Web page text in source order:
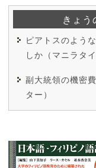
きょう
ピアトスのよう
しか（マニラタイ
副大統領の機密
ター）